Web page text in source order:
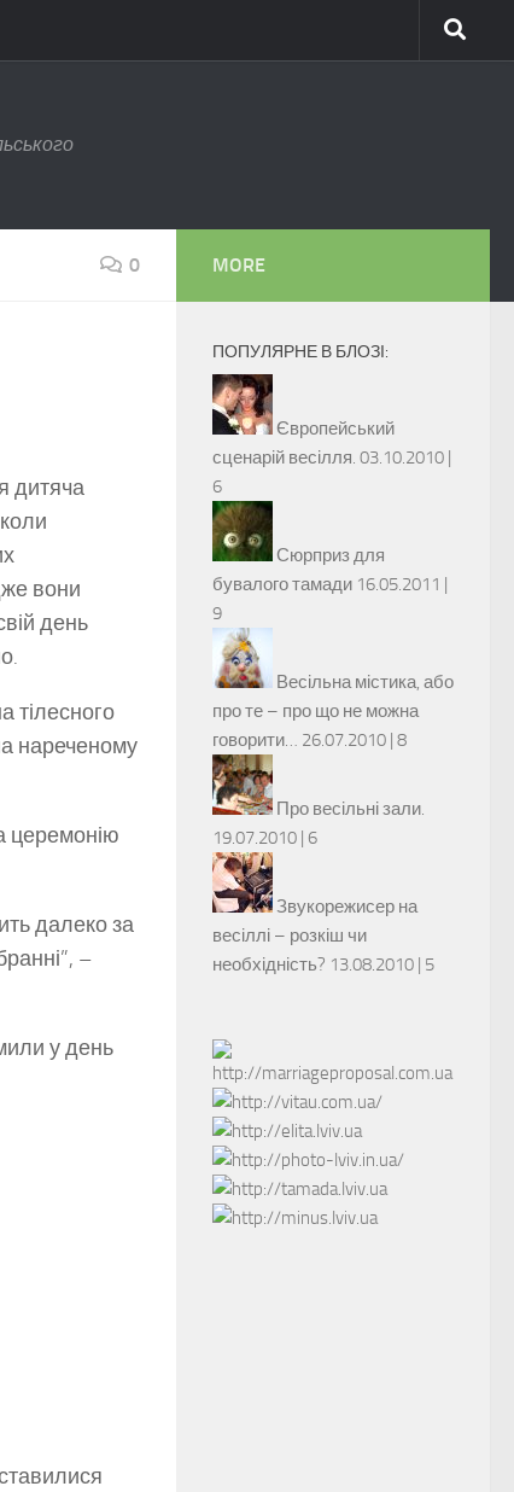
0
дитяча
вони
день
тілесного
нареченому
церемонію
далеко за
–
у день
MORE
ПОПУЛЯРНЕ В БЛОЗІ:
Європейський
сценарій весілля. 03.10.2010 |
6
Сюрприз для
бувалого тамади 16.05.2011 |
9
Весільна містика, або
про те – про що не можна
говорити… 26.07.2010 | 8
Про весільні зали.
19.07.2010 | 6
Звукорежисер на
весіллі – розкіш чи
необхідність? 13.08.2010 | 5